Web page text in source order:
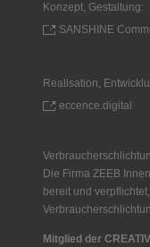
Konzept, Gestaltung:
SANSHINE
Realisation,
eccence.digital
Die Firma ZEEB
bereit und
Mitglied der